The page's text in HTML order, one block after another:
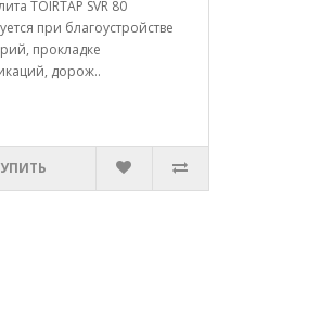
TOIRTAP SVR 80
при благоустройстве
прокладке
дорож..